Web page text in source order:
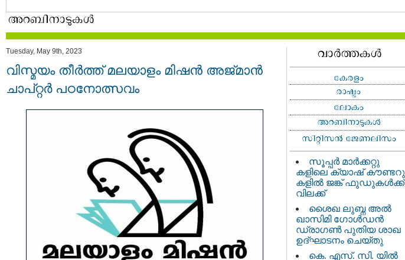
Tuesday, May 9th, 2023
വിസ്മയം തീർത്ത് മലയാളം മിഷൻ അജ്മാൻ
ചാപ്റ്റർ പഠനോത്സവം
സൂപ്പർ മാർക്കറ്റു
കളിലെ ക്യാഷ് കൗണ്ടറു
കളിൽ ജങ്ക് ഫുഡുകൾക്ക്
വിലക്ക്
ശൈഖ ലുബ്ന അൽ
ഖാസിമി ഗോൾഡൻ
ഡ്രാഗൺ പുതിയ ശാഖ
ഉദ്ഘാടനം ചെയ്തു
കെ. എസ്. സി. യിൽ